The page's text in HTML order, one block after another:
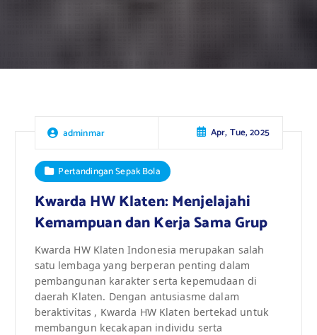
adminmar Apr, Tue, 2025
Pertandingan Sepak Bola
Kwarda HW Klaten: Menjelajahi
Kemampuan dan Kerja Sama Grup
Kwarda HW Klaten Indonesia merupakan salah
satu lembaga yang berperan penting dalam
pembangunan karakter serta kepemudaan di
daerah Klaten. Dengan antusiasme dalam
beraktivitas , Kwarda HW Klaten bertekad untuk
membangun kecakapan individu serta